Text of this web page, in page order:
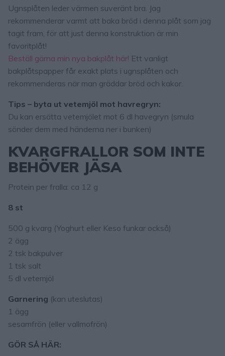
Ugnsplåten leder värmen suveränt bra. Jag
rekommenderar varmt att baka bröd i denna plåt som jag
tagit fram, för att just denna konstruktion är min
favoritplåt!
Beställ gärna min nya bakplåt här! Ett vanligt
bakplåtspapper får exakt plats i ugnsplåten och
rekommenderas när man gräddar bröd och kakor.
Tips – byta ut vetemjöl mot havregryn:
Du kan ersätta vetemjölet mot 6 dl havegryn (smula
sönder dem med händerna ner i bunken)
KVARGFRALLOR SOM INTE
BEHÖVER JÄSA
Protein per fralla: ca 12 g
8 st
500 g kvarg (Yoghurt eller Keso funkar också)
2 ägg
2 tsk bakpulver
1 tsk salt
5 dl vetemjöl
Garnering (kan uteslutas)
1 ägg
sesamfrön (eller vallmofrön)
GÖR SÅ HÄR: